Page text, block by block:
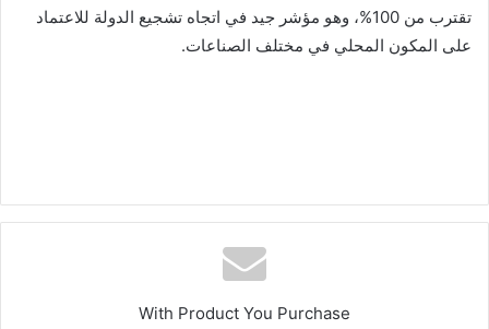
تقترب من 100%، وهو مؤشر جيد في اتجاه تشجيع الدولة للاعتماد
على المكون المحلي في مختلف الصناعات.
With Product You Purchase